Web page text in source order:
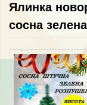
Ялинка
сосна